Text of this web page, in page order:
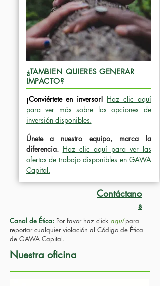
¿TAMBIEN QUIERES GENERAR
IMPACTO?
¡Conviértete en inversor! Haz clic aquí
para ver más sobre las opciones de
inversión disponibles.
Únete a nuestro equipo, marca la
diferencia. Haz clic aquí para ver las
ofertas de trabajo disponibles en GAWA
Capital.
Contáctano
s
Canal de Ética: Por favor haz click aquípara
reportar cualquier violación al Código de Ética
de GAWA Capital.
Nuestra oficina